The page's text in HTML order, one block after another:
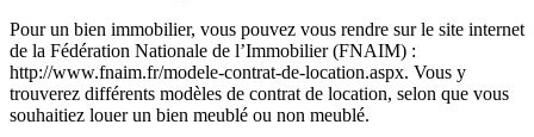
Pour un bien immobilier, vous pouvez vous rendre sur le site internet
de la Fédération Nationale de l’Immobilier (FNAIM) :
http://www.fnaim.fr/modele-contrat-de-location.aspx. Vous y
trouverez différents modèles de contrat de location, selon que vous
souhaitiez louer un bien meublé ou non meublé.